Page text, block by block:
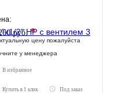
руб.*
цену пожалуйста
у менеджера
В избранное
Купить в 1 клик Под заказ